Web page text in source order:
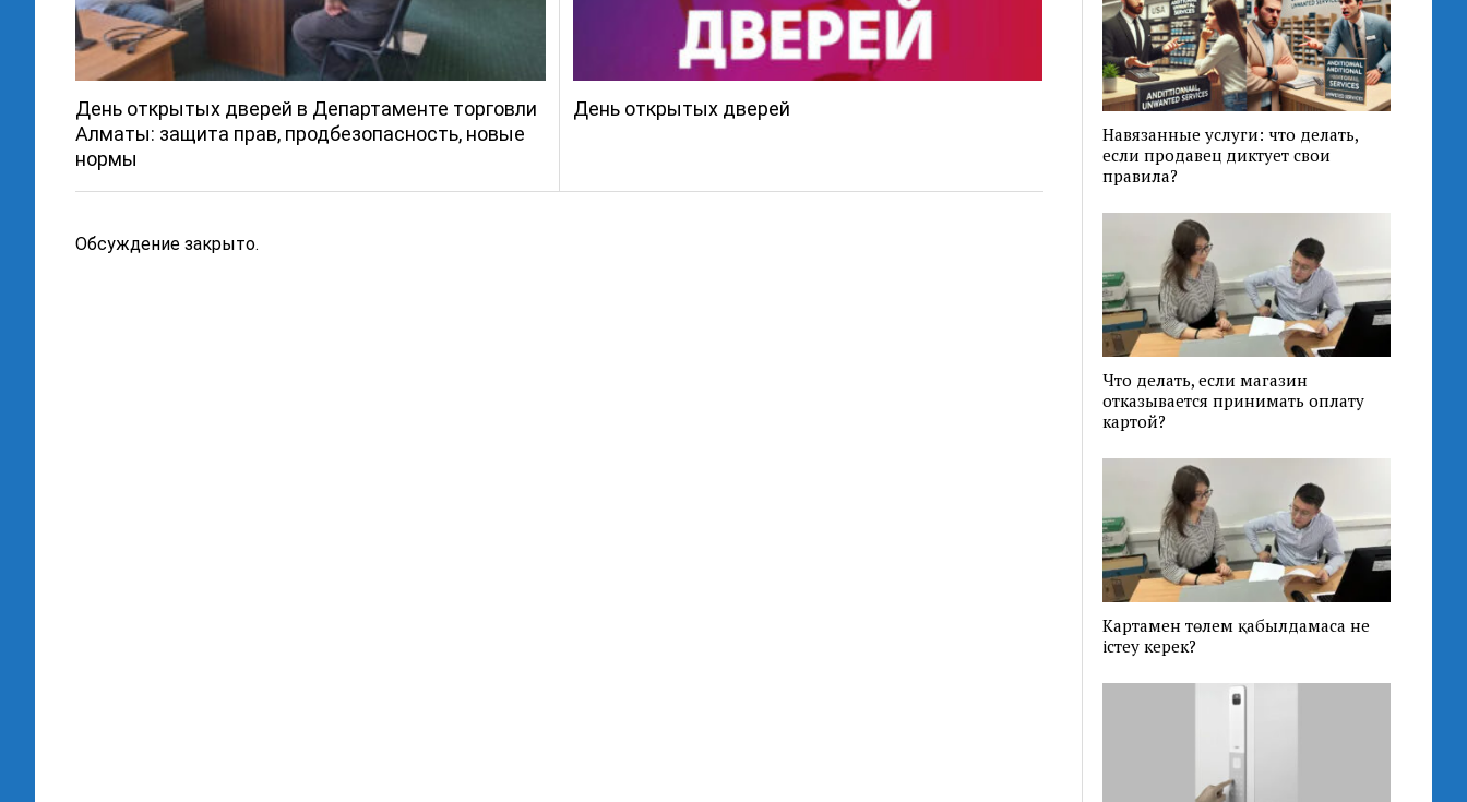
День открытых дверей в Департаменте торговли
Алматы: защита прав, продбезопасность, новые
нормы
День открытых дверей
Обсуждение закрыто.
Навязанные услуги: что делать,
если продавец диктует свои
правила?
Что делать, если магазин
отказывается принимать оплату
картой?
Картамен төлем қабылдамаса не
істеу керек?